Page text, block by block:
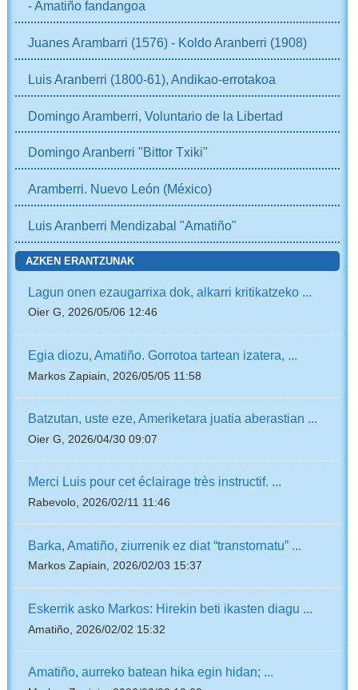
- Amatiño fandangoa
Juanes Arambarri (1576) - Koldo Aranberri (1908)
Luis Aranberri (1800-61), Andikao-errotakoa
Domingo Aramberri, Voluntario de la Libertad
Domingo Aranberri "Bittor Txiki"
Aramberri. Nuevo León (México)
Luis Aranberri Mendizabal "Amatiño"
AZKEN ERANTZUNAK
Lagun onen ezaugarrixa dok, alkarri kritikatzeko ...
Oier G, 2026/05/06 12:46
Egia diozu, Amatiño. Gorrotoa tartean izatera, ...
Markos Zapiain, 2026/05/05 11:58
Batzutan, uste eze, Ameriketara juatia aberastian ...
Oier G, 2026/04/30 09:07
Merci Luis pour cet éclairage très instructif. ...
Rabevolo, 2026/02/11 11:46
Barka, Amatiño, ziurrenik ez diat “transtornatu” ...
Markos Zapiain, 2026/02/03 15:37
Eskerrik asko Markos: Hirekin beti ikasten diagu ...
Amatiño, 2026/02/02 15:32
Amatiño, aurreko batean hika egin hidan; ...